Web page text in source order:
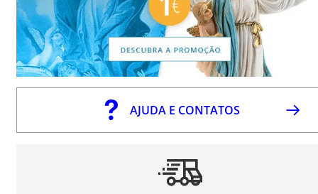
AJUDA E CONTATOS